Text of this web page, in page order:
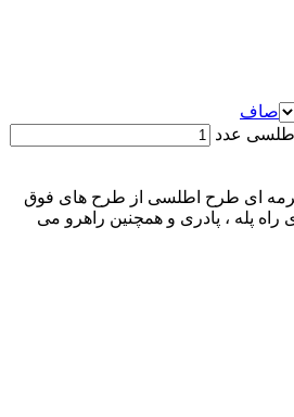
صاف
عدد
ای طرح اطلسی از طرح های فوق
راه پله ، پادری و همچنین راهرو می